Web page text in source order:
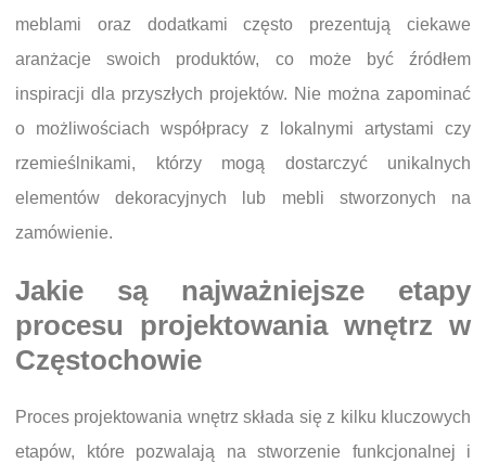
meblami oraz dodatkami często prezentują ciekawe
aranżacje swoich produktów, co może być źródłem
inspiracji dla przyszłych projektów. Nie można zapominać
o możliwościach współpracy z lokalnymi artystami czy
rzemieślnikami, którzy mogą dostarczyć unikalnych
elementów dekoracyjnych lub mebli stworzonych na
zamówienie.
Jakie są najważniejsze etapy
procesu projektowania wnętrz w
Częstochowie
Proces projektowania wnętrz składa się z kilku kluczowych
etapów, które pozwalają na stworzenie funkcjonalnej i